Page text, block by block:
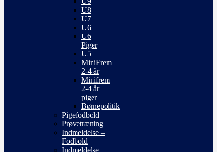
U8
U7
U6
U6
Piger
U5
MiniFrem
2-4 år
Minifrem
2-4 år
piger
Børnepolitik
Pigefodbold
Prøvetræning
Indmeldelse –
Fodbold
Indmeldelse –